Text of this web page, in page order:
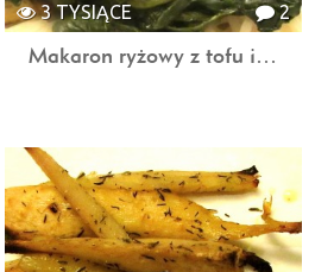
2
3 TYSIĄCE
Makaron ryżowy z tofu i…